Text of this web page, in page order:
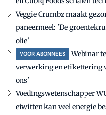
Veggie Crumbz maakt
paneermeel: 'De
olie'
VOOR ABONNEES
Webinar
verwerking en etikettering
ons'
Voedingswetenschapper
eiwitten kan veel energie